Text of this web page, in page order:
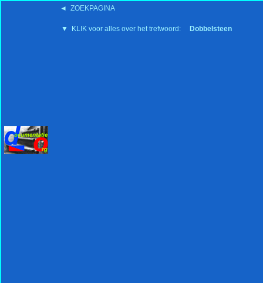
◄ ZOEKPAGINA
▼ KLIK voor alles over het trefwoord: Dobbelsteen
'15:19 19-2-2008